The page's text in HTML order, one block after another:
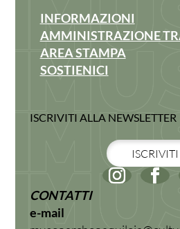
INFORMAZIONI
AMMINISTRAZIONE
AREA STAMPA
SOSTIENICI
ISCRIVITI ALLA NEWSLETTER
ISCRIVITI
CONTATTI
e-mail